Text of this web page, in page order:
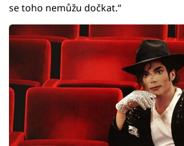
se toho nemůžu dočkat.“